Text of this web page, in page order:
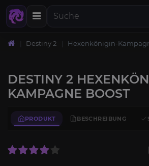
Destiny 2 Hexenkönigin-
DESTINY 2
KAMPAGNE BOOST
PRODUKT BESCHREIBUNG